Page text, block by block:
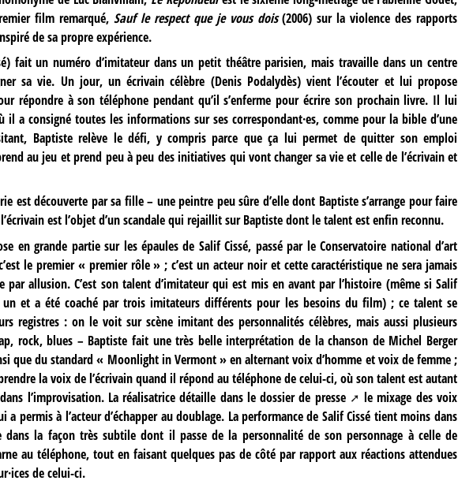
film remarqué,Sauf le respect que je vous dois(2006) sur la violence des rapports
de sa propre expérience.
fait un numéro d’imitateur dans un petit théâtre parisien, mais travaille dans un centre
sa vie. Un jour, un écrivain célèbre (Denis Podalydès) vient l’écouter et lui propose
répondre à son téléphone pendant qu’il s’enferme pour écrire son prochain livre. Il lui
il a consigné toutes les informations sur ses correspondant·es, comme pour la bible d’une
Baptiste relève le défi, y compris parce que ça lui permet de quitter son emploi
au jeu et prend peu à peu des initiatives qui vont changer sa vie et celle de l’écrivain et
est découverte par sa fille – une peintre peu sûre d’elle dont Baptiste s’arrange pour faire
est l’objet d’un scandale qui rejaillit sur Baptiste dont le talent est enfin reconnu.
en grande partie sur les épaules de Salif Cissé, passé par le Conservatoire national d’art
le premier « premier rôle » ; c’est un acteur noir et cette caractéristique ne sera jamais
par allusion. C’est son talent d’imitateur qui est mis en avant par l’histoire (même si Salif
un et a été coaché par trois imitateurs différents pour les besoins du film) ; ce talent se
registres : on le voit sur scène imitant des personnalités célèbres, mais aussi plusieurs
rock, blues – Baptiste fait une très belle interprétation de la chanson de Michel Berger
que du standard « Moonlight in Vermont » en alternant voix d’homme et voix de femme ;
la voix de l’écrivain quand il répond au téléphone de celui-ci, où son talent est autant
l’improvisation. La réalisatrice détaille dans ledossier de presse
le mixage des voix
a permis à l’acteur d’échapper au doublage. La performance de Salif Cissé tient moins dans
dans la façon très subtile dont il passe de la personnalité de son personnage à celle de
au téléphone, tout en faisant quelques pas de côté par rapport aux réactions attendues
de celui-ci.